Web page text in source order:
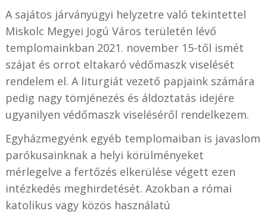
A sajátos járványügyi helyzetre való tekintettel
Miskolc Megyei Jogú Város területén lévő
templomainkban 2021. november 15-től ismét
szájat és orrot eltakaró védőmaszk viselését
rendelem el. A liturgiát vezető papjaink számára
pedig nagy tömjénezés és áldoztatás idejére
ugyanilyen védőmaszk viseléséről rendelkezem.
Egyházmegyénk egyéb templomaiban is javaslom
parókusainknak a helyi körülményeket
mérlegelve a fertőzés elkerülése végett ezen
intézkedés meghirdetését. Azokban a római
katolikus vagy közös használatú